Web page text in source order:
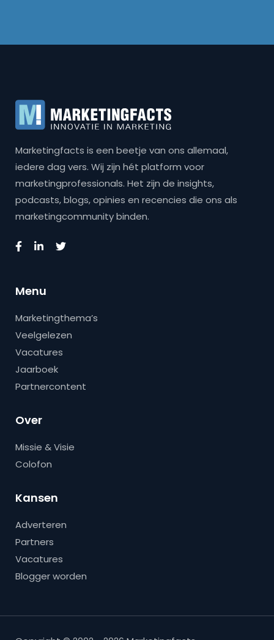
Marketingfacts is een beetje van ons allemaal,
iedere dag vers. Wij zijn hét platform voor
marketingprofessionals. Het zijn de insights,
podcasts, blogs, opinies en recencies die ons als
marketingcommunity binden.
Menu
Marketingthema’s
Veelgelezen
Vacatures
Jaarboek
Partnercontent
Over
Missie & Visie
Colofon
Kansen
Adverteren
Partners
Vacatures
Blogger worden